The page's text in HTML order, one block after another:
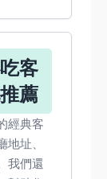
客
薦
經典客
址、
我們還